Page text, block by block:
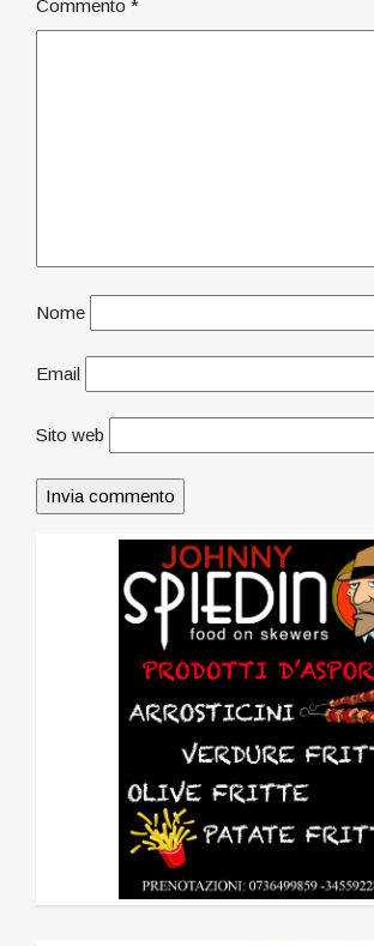
Commento *
Nome
Email
Sito web